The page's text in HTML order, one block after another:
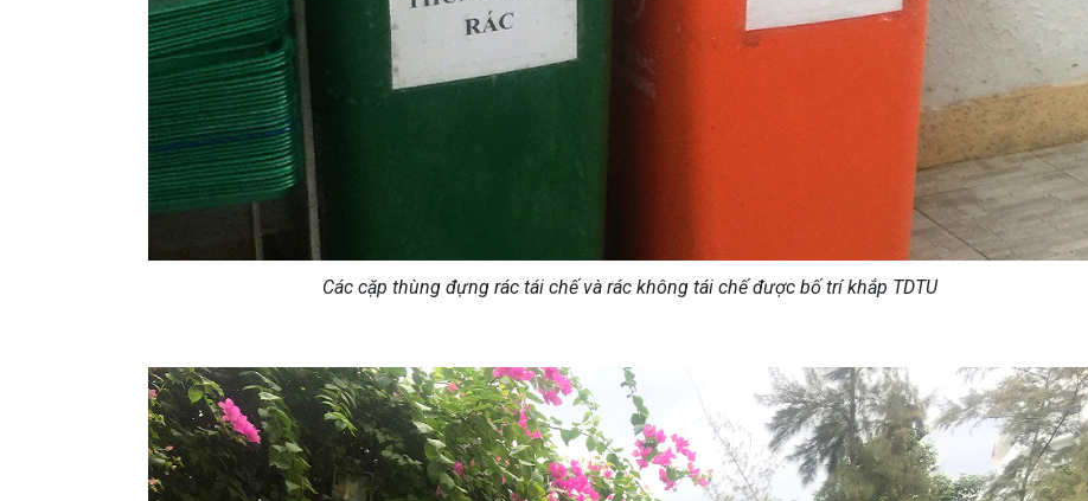
Các cặp thùng đựng rác tái chế và rác không tái chế được bố trí khắp TDTU